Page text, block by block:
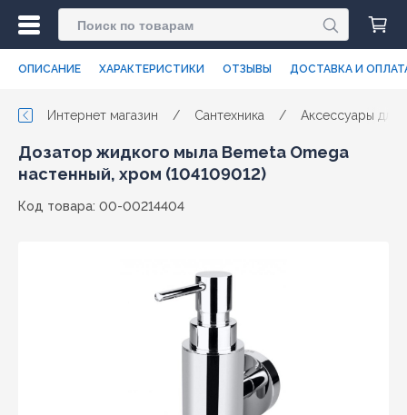
ОПИСАНИЕ ХАРАКТЕРИСТИКИ ОТЗЫВЫ ДОСТАВКА И
Интернет магазин / Сантехника / Аксессуары для
Дозатор жидкого мыла Bemeta Omega
настенный, хром (104109012)
Код товара: 00-00214404